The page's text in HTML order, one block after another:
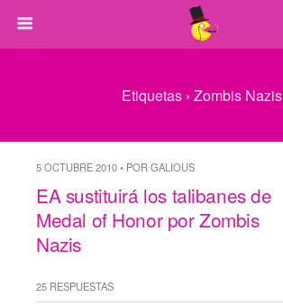
Etiquetas › Zombis Nazis
5 OCTUBRE 2010 • POR GALIOUS
EA sustituirá los talibanes de
Medal of Honor por Zombis
Nazis
25 RESPUESTAS